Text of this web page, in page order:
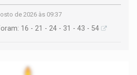
de 2026 às 09:37
16 - 21 - 24 - 31 - 43 - 54